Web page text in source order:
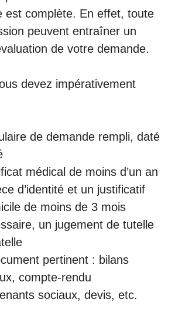
est complète. En effet, toute
peuvent entraîner un
de votre demande.
devez impérativement
de demande rempli, daté
médical de moins d’un an
d’identité et un justificatif
de moins de 3 mois
un jugement de tutelle
pertinent : bilans
compte-rendu
sociaux, devis, etc.